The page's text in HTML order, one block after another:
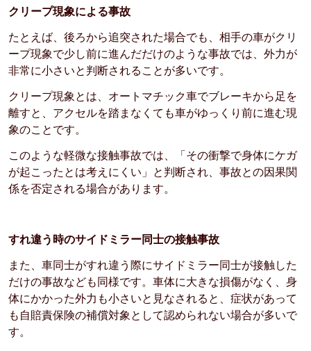
クリープ現象による事故
たとえば、後ろから追突された場合でも、相手の車がクリ
ープ現象で少し前に進んだだけのような事故では、外力が
非常に小さいと判断されることが多いです。
クリープ現象とは、オートマチック車でブレーキから足を
離すと、アクセルを踏まなくても車がゆっくり前に進む現
象のことです。
このような軽微な接触事故では、「その衝撃で身体にケガ
が起こったとは考えにくい」と判断され、事故との因果関
係を否定される場合があります。
すれ違う時のサイドミラー同士の接触事故
また、車同士がすれ違う際にサイドミラー同士が接触した
だけの事故なども同様です。車体に大きな損傷がなく、身
体にかかった外力も小さいと見なされると、症状があって
も自賠責保険の補償対象として認められない場合が多いで
す。